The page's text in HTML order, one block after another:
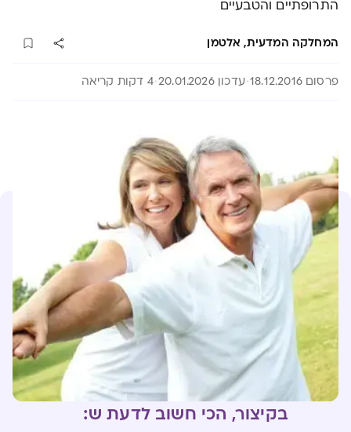
התרופתיים והטבעיים
המחלקה המדעית, אלטמן
פרסום 18.12.2016 עדכון 20.01.2026 4 דקות קריאה
בקיצור, הכי חשוב לדעת ש: